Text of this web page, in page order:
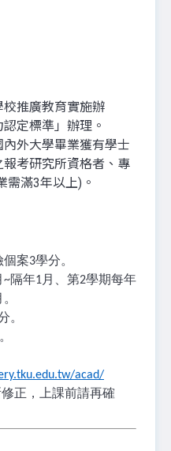
推廣教育實施辦
定標準」辦理。
外大學畢業獲有學士
考研究所資格者、專
需滿3年以上)。
個案3學分。
~隔年1月、第2學期每年
。
。
acad/
正，上課前請再確